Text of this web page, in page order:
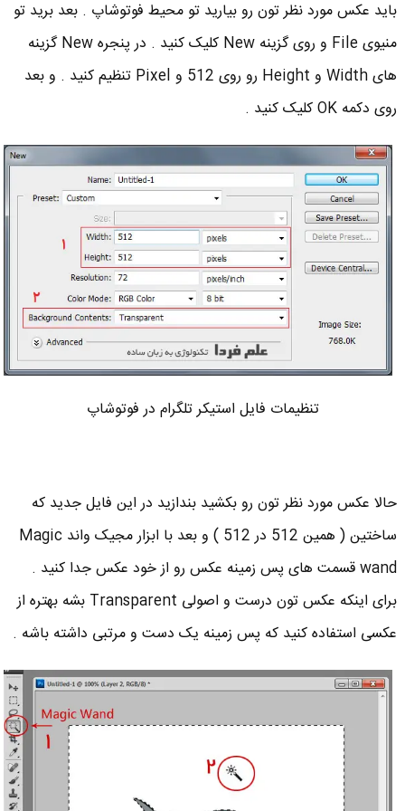
باید عکس مورد نظر تون رو بیارید تو محیط فوتوشاپ . بعد برید تو
منیوی File و روی گزینه New کلیک کنید . در پنجره New گزینه
های Width و Height رو روی 512 و Pixel تنظیم کنید . و بعد
روی دکمه OK کلیک کنید .
تنظیمات فایل استیکر تلگرام در فوتوشاپ
حالا عکس مورد نظر تون رو بکشید بندازید در این فایل جدید که
ساختین ( همین 512 در 512 ) و بعد با ابزار مجیک واند Magic
wand قسمت های پس زمینه عکس رو از خود عکس جدا کنید .
برای اینکه عکس تون درست و اصولی Transparent بشه بهتره از
عکسی استفاده کنید که پس زمینه یک دست و مرتبی داشته باشه .